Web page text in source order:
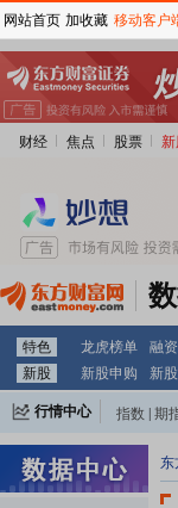
财经 焦点 股票
特色 龙虎榜单 融
新股
新股申购 新
行情中心 指数 期
东
网站首页 加收藏 移动客户